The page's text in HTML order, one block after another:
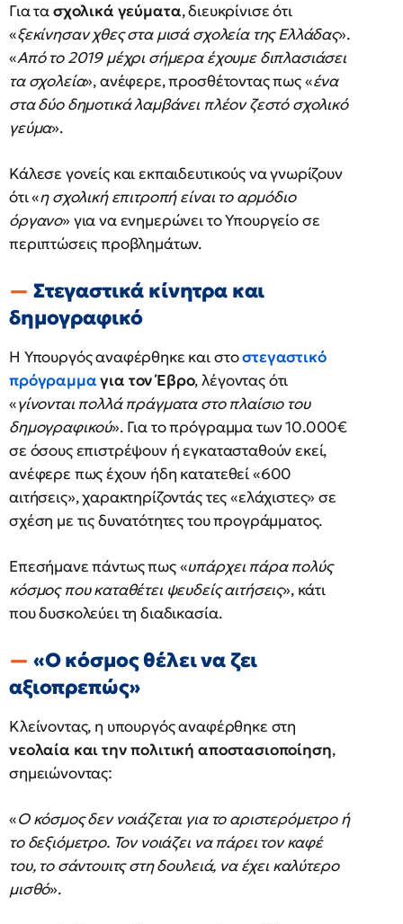
Για τασχολικά γεύματα, διευκρίνισε ότι
«ξεκίνησαν χθες στα μισά σχολεία της Ελλάδας».
«Από το 2019 μέχρι σήμερα έχουμε διπλασιάσει
τα σχολεία», ανέφερε, προσθέτοντας πως «ένα
στα δύο δημοτικά λαμβάνει πλέον ζεστό σχολικό
γεύμα».
Κάλεσε γονείς και εκπαιδευτικούς να γνωρίζουν
ότι «η σχολική επιτροπή είναι το αρμόδιο
όργανο» για να ενημερώνει το Υπουργείο σε
περιπτώσεις προβλημάτων.
Στεγαστικά κίνητρα και
δημογραφικό
Η Υπουργός αναφέρθηκε και στοστεγαστικό
πρόγραμμαγια τον Έβρο, λέγοντας ότι
«γίνονται πολλά πράγματα στο πλαίσιο του
δημογραφικού». Για το πρόγραμμα των 10.000€
σε όσους επιστρέψουν ή εγκατασταθούν εκεί,
ανέφερε πως έχουν ήδη κατατεθεί «600
αιτήσεις», χαρακτηρίζοντάς τες «ελάχιστες» σε
σχέση με τις δυνατότητες του προγράμματος.
Επεσήμανε πάντως πως «υπάρχει πάρα πολύς
κόσμος που καταθέτει ψευδείς αιτήσεις», κάτι
που δυσκολεύει τη διαδικασία.
«Ο κόσμος θέλει να ζει
αξιοπρεπώς»
Κλείνοντας, η υπουργός αναφέρθηκε στη
νεολαία και την πολιτική αποστασιοποίηση,
σημειώνοντας:
«Ο κόσμος δεν νοιάζεται για το αριστερόμετρο ή
το δεξιόμετρο. Τον νοιάζει να πάρει τον καφέ
του, το σάντουιτς στη δουλειά, να έχει καλύτερο
μισθό».